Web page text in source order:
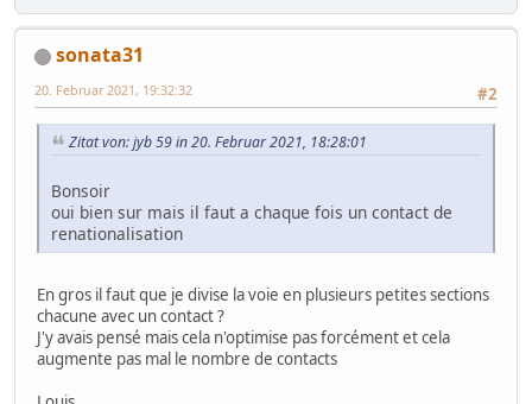
sonata31
#2
20. Februar 2021, 19:32:32
Zitat von: jyb 59 in 20. Februar 2021, 18:28:01
Bonsoir
oui bien sur mais il faut a chaque fois un contact de
renationalisation
En gros il faut que je divise la voie en plusieurs petites sections
chacune avec un contact ?
J'y avais pensé mais cela n'optimise pas forcément et cela
augmente pas mal le nombre de contacts